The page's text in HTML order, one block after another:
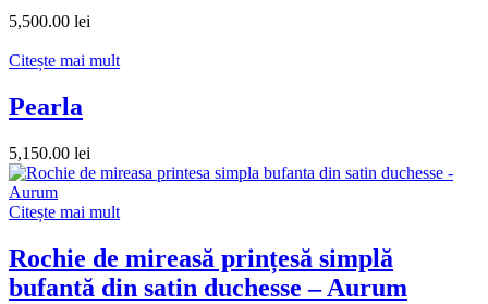
5,500.00 lei
Citește mai mult
Pearla
5,150.00 lei
Citește mai mult
Rochie de mireasă prințesă simplă
bufantă din satin duchesse – Aurum